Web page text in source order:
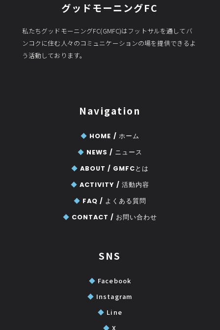
グッドモーニングFC
私たちグッドモーニングFC(GMFC)はフットサルを通してバ
ンコクに住む人々のコミュニケーションの場を提供できるよ
う活動しております。
Navigation
◆ HOME / ホーム
◆ NEWS / ニュース
◆ ABOUT / GMFCとは
◆ ACTIVITY / 活動内容
◆ FAQ / よくある質問
◆ CONTACT / お問い合わせ
SNS
◆ Facebook
◆ Instagram
◆ Line
◆ X